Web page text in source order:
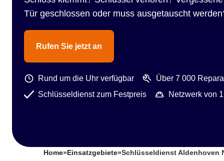
Tür geschlossen oder muss ausgetauscht
Rufen Sie jetzt an
Rund um die Uhr verfügbar
Über 7 000
Schlüsseldienst zum Festpreis
Netzwerk von
Home» Einsatzgebiete»Schlüsseldienst Aldenhoven